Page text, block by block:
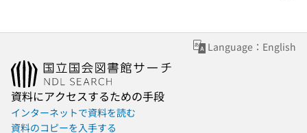
Language：English
資料にアクセスするための手段
インターネットで資料を読む
資料のコピーを入手する